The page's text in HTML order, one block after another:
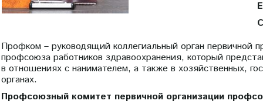
Профком – руководящий коллегиальный орган
профсоюза работников здравоохранения, который
в отношениях с нанимателем, а также в хозяйственных,
органах.
Профсоюзный комитет первичной организации